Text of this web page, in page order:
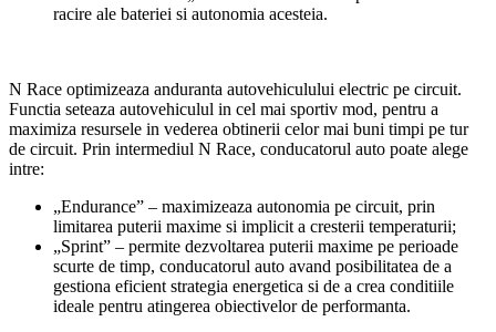
racire ale bateriei si autonomia acesteia.
N Race optimizeaza anduranta autovehiculului electric pe circuit.
Functia seteaza autovehiculul in cel mai sportiv mod, pentru a
maximiza resursele in vederea obtinerii celor mai buni timpi pe tur
de circuit. Prin intermediul N Race, conducatorul auto poate alege
intre:
„Endurance” – maximizeaza autonomia pe circuit, prin
limitarea puterii maxime si implicit a cresterii temperaturii;
„Sprint” – permite dezvoltarea puterii maxime pe perioade
scurte de timp, conducatorul auto avand posibilitatea de a
gestiona eficient strategia energetica si de a crea conditiile
ideale pentru atingerea obiectivelor de performanta.